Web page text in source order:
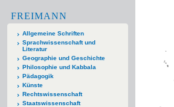
FREIMANN
Allgemeine Schriften
Sprachwissenschaft und
Literatur
Geographie und Geschichte
Philosophie und Kabbala
Pädagogik
Künste
Rechtswissenschaft
Staatswissenschaft